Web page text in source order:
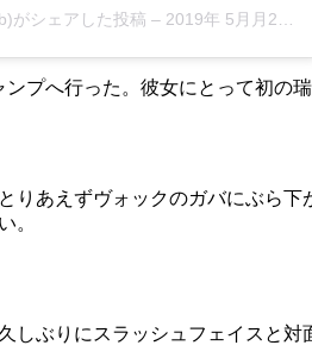
がシェアした投稿 – 2019年 5月月26日午後10時55分PDT
プへ行った。彼女にとって初の
りあえずヴォックのガバにぶら
。
しぶりにスラッシュフェイスと